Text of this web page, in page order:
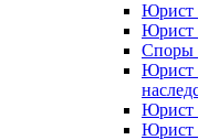
Юрист
Юрист
Споры
Юрист
Юрист
Юрист